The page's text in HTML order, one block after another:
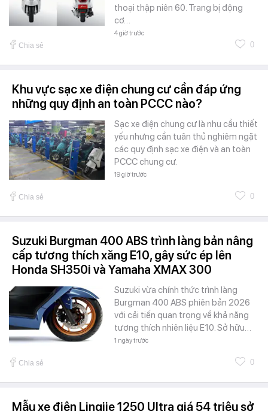
thoại thập niên 60. Trang bị động
cơ…
4 giờ trước
Chia sẻ 0
Khu vực sạc xe điện chung cư cần đáp ứng
những quy định an toàn PCCC nào?
Sạc xe điện chung cư là nhu cầu thiết
yếu nhưng cần tuân thủ nghiêm ngặt
các quy định sạc xe điện và an toàn
PCCC chung cư.
19 giờ trước
Chia sẻ 0
Suzuki Burgman 400 ABS trình làng bản nâng
cấp tương thích xăng E10, gây sức ép lên
Honda SH350i và Yamaha XMAX 300
Suzuki vừa chính thức trình làng
Burgman 400 ABS phiên bản 2026
với cải tiến quan trọng về khả năng
tương thích nhiên liệu E10. Sở hữu…
1 ngày trước
Chia sẻ 0
Mẫu xe điện Lingjie 1250 Ultra giá 54 triệu sở